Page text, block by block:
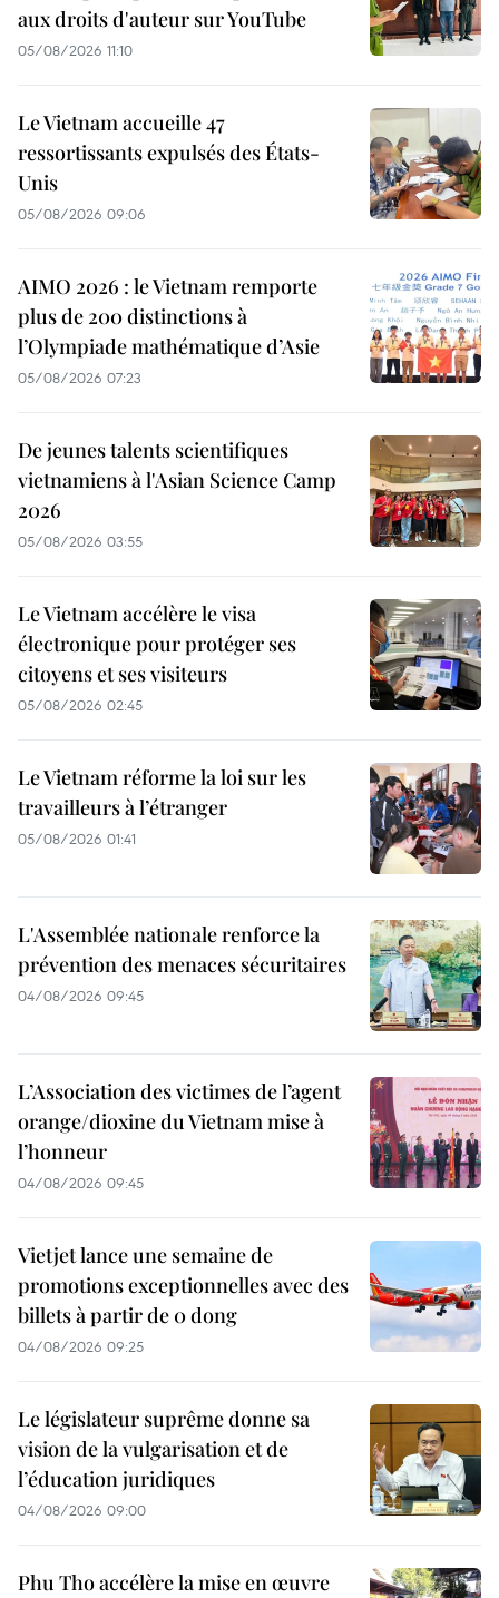
aux droits d'auteur sur YouTube
05/08/2026 11:10
Le Vietnam accueille 47
ressortissants expulsés des États-
Unis
05/08/2026 09:06
AIMO 2026 : le Vietnam remporte
plus de 200 distinctions à
l’Olympiade mathématique d’Asie
05/08/2026 07:23
De jeunes talents scientifiques
vietnamiens à l'Asian Science Camp
2026
05/08/2026 03:55
Le Vietnam accélère le visa
électronique pour protéger ses
citoyens et ses visiteurs
05/08/2026 02:45
Le Vietnam réforme la loi sur les
travailleurs à l’étranger
05/08/2026 01:41
L'Assemblée nationale renforce la
prévention des menaces sécuritaires
04/08/2026 09:45
L’Association des victimes de l’agent
orange/dioxine du Vietnam mise à
l’honneur
04/08/2026 09:45
Vietjet lance une semaine de
promotions exceptionnelles avec des
billets à partir de 0 dong
04/08/2026 09:25
Le législateur suprême donne sa
vision de la vulgarisation et de
l’éducation juridiques
04/08/2026 09:00
Phu Tho accélère la mise en œuvre